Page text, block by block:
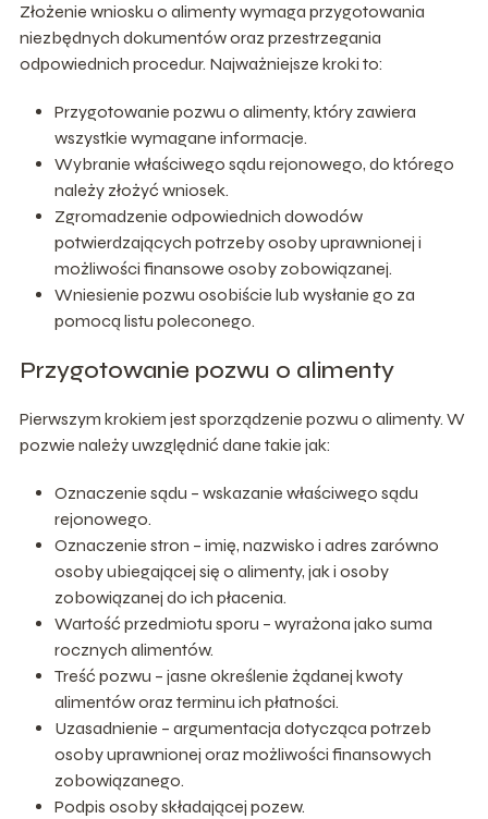
Złożenie wniosku o alimenty wymaga przygotowania
niezbędnych dokumentów oraz przestrzegania
odpowiednich procedur. Najważniejsze kroki to:
Przygotowanie pozwu o alimenty, który zawiera
wszystkie wymagane informacje.
Wybranie właściwego sądu rejonowego, do którego
należy złożyć wniosek.
Zgromadzenie odpowiednich dowodów
potwierdzających potrzeby osoby uprawnionej i
możliwości finansowe osoby zobowiązanej.
Wniesienie pozwu osobiście lub wysłanie go za
pomocą listu poleconego.
Przygotowanie pozwu o alimenty
Pierwszym krokiem jest sporządzenie pozwu o alimenty. W
pozwie należy uwzględnić dane takie jak:
Oznaczenie sądu – wskazanie właściwego sądu
rejonowego.
Oznaczenie stron – imię, nazwisko i adres zarówno
osoby ubiegającej się o alimenty, jak i osoby
zobowiązanej do ich płacenia.
Wartość przedmiotu sporu – wyrażona jako suma
rocznych alimentów.
Treść pozwu – jasne określenie żądanej kwoty
alimentów oraz terminu ich płatności.
Uzasadnienie – argumentacja dotycząca potrzeb
osoby uprawnionej oraz możliwości finansowych
zobowiązanego.
Podpis osoby składającej pozew.